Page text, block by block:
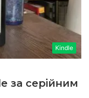
Kindle
за серійним